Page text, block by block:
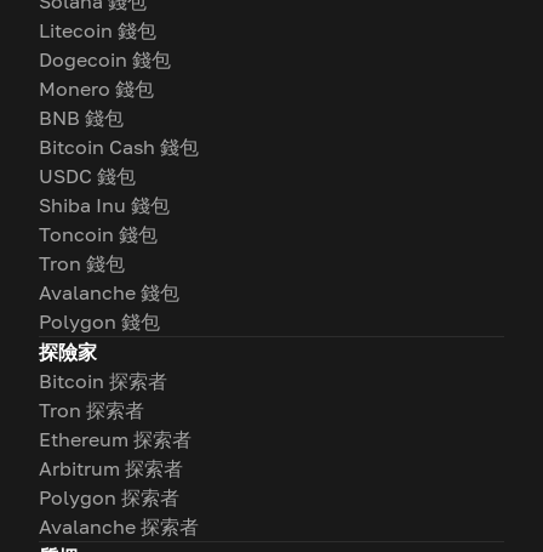
Litecoin 錢包
Dogecoin 錢包
Monero 錢包
BNB 錢包
Bitcoin Cash 錢包
USDC 錢包
Shiba Inu 錢包
Toncoin 錢包
Tron 錢包
Avalanche 錢包
Polygon 錢包
探險家
Bitcoin 探索者
Tron 探索者
Ethereum 探索者
Arbitrum 探索者
Polygon 探索者
Avalanche 探索者